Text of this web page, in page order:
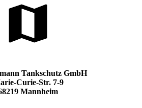
Tankschutz GmbH
Curie-Str. 7-9
Mannheim